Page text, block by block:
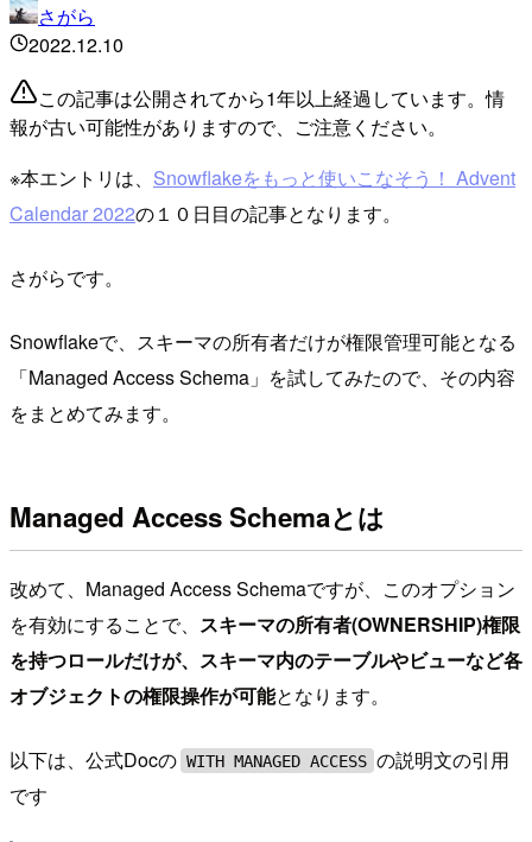
さがら
2022.12.10
この記事は公開されてから1年以上経過しています。情
報が古い可能性がありますので、ご注意ください。
※本エントリは、 Snowflakeをもっと使いこなそう！ Advent
Calendar 2022の１０日目の記事となります。
さがらです。
Snowflakeで、スキーマの所有者だけが権限管理可能となる
「Managed Access Schema」を試してみたので、その内容
をまとめてみます。
Managed Access Schemaとは
改めて、Managed Access Schemaですが、このオプション
を有効にすることで、 スキーマの所有者(OWNERSHIP)権限
を持つロールだけが、スキーマ内のテーブルやビューなど各
オブジェクトの権限操作が可能となります。
以下は、公式Docの WITH MANAGED ACCESS の説明文の引用
です